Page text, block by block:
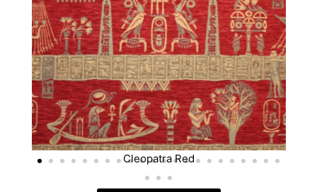
Cleopatra Red